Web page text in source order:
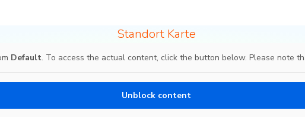
Standort Karte
Default. To access the actual content, click the button below. Please note
Unblock content